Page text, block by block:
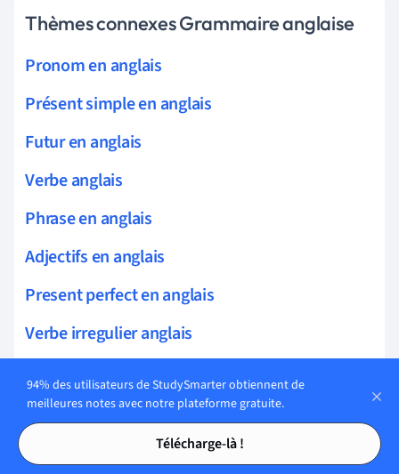
Tables des matières
Tables des matières
Thèmes connexes Grammaire anglaise
Pronom en anglais
Présent simple en anglais
Futur en anglais
Verbe anglais
Phrase en anglais
Adjectifs en anglais
Present perfect en anglais
Verbe irregulier anglais
Pluriel en anglais
Temps verbaux anglais
94% des utilisateurs de StudySmarter obtiennent de
meilleures notes avec notre plateforme gratuite.
Télécharge-là !